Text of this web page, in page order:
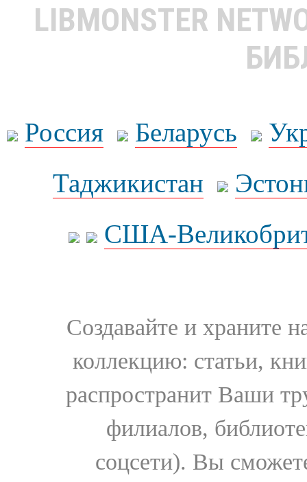
LIBMONSTER
Россия Беларусь
Таджикистан
США-
Создавайте и храните
коллекцию: статьи,
распространит Ваши
филиалов,
соцсети). Вы